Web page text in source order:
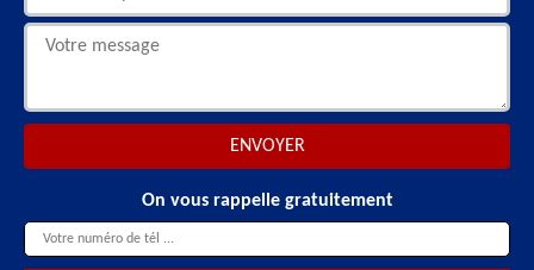
On vous rappelle gratuitement